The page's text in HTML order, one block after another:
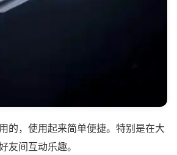
的，使用起来简单便捷。特别是在大
友间互动乐趣。